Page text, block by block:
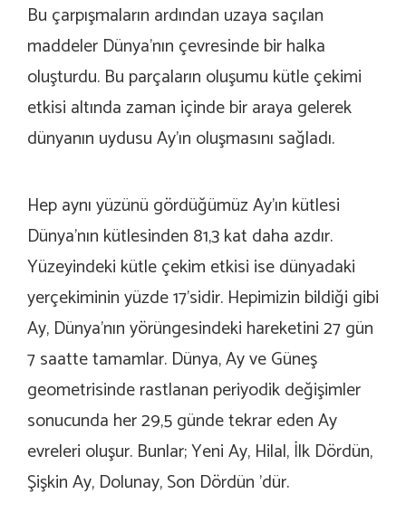
Bu çarpışmaların ardından uzaya saçılan
maddeler Dünya’nın çevresinde bir halka
oluşturdu. Bu parçaların oluşumu kütle çekimi
etkisi altında zaman içinde bir araya gelerek
dünyanın uydusu Ay’ın oluşmasını sağladı.
Hep aynı yüzünü gördüğümüz Ay’ın kütlesi
Dünya’nın kütlesinden 81,3 kat daha azdır.
Yüzeyindeki kütle çekim etkisi ise dünyadaki
yerçekiminin yüzde 17’sidir. Hepimizin bildiği gibi
Ay, Dünya’nın yörüngesindeki hareketini 27 gün
7 saatte tamamlar. Dünya, Ay ve Güneş
geometrisinde rastlanan periyodik değişimler
sonucunda her 29,5 günde tekrar eden Ay
evreleri oluşur. Bunlar; Yeni Ay, Hilal, İlk Dördün,
Şişkin Ay, Dolunay, Son Dördün ’dür.